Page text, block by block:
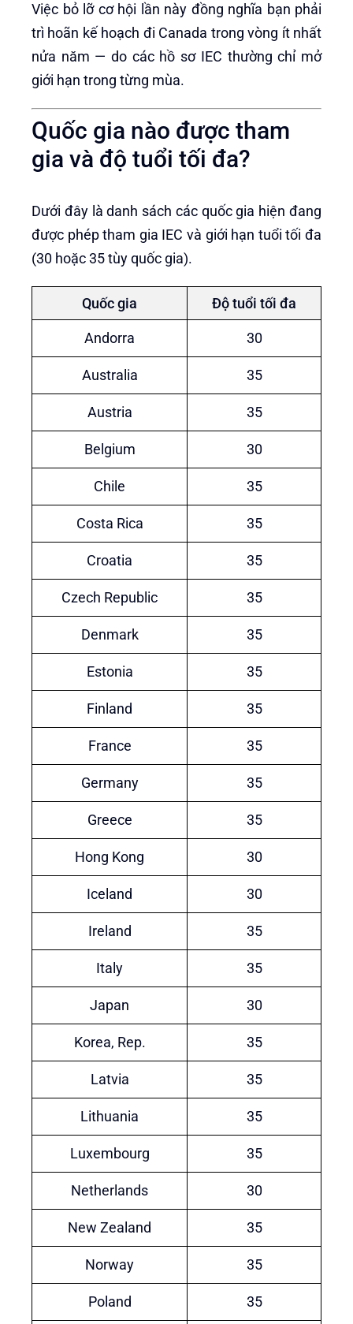
Việc bỏ lỡ cơ hội lần này đồng nghĩa bạn phải
trì hoãn kế hoạch đi Canada trong vòng ít nhất
nửa năm — do các hồ sơ IEC thường chỉ mở
giới hạn trong từng mùa.
Quốc gia nào được tham
gia và độ tuổi tối đa?
Dưới đây là danh sách các quốc gia hiện đang
được phép tham gia IEC và giới hạn tuổi tối đa
(30 hoặc 35 tùy quốc gia).
Quốc gia Độ tuổi tối đa
Andorra 30
Australia 35
Austria 35
Belgium 30
Chile 35
Costa Rica 35
Croatia 35
Czech Republic 35
Denmark 35
Estonia 35
Finland 35
France 35
Germany 35
Greece 35
Hong Kong 30
Iceland 30
Ireland 35
Italy 35
Japan 30
Korea, Rep. 35
Latvia 35
Lithuania 35
Luxembourg 35
Netherlands 30
New Zealand 35
Norway 35
Poland 35